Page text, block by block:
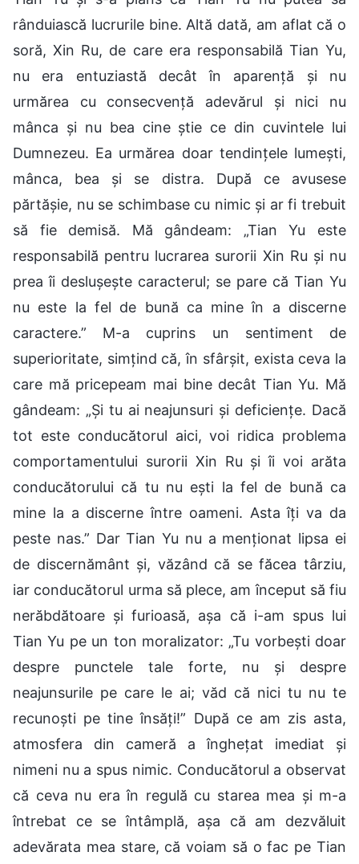
rânduiască lucrurile bine. Altă dată, am aflat că o
soră, Xin Ru, de care era responsabilă Tian Yu,
nu era entuziastă decât în aparență și nu
urmărea cu consecvență adevărul și nici nu
mânca și nu bea cine știe ce din cuvintele lui
Dumnezeu. Ea urmărea doar tendințele lumești,
mânca, bea și se distra. După ce avusese
părtășie, nu se schimbase cu nimic și ar fi trebuit
să fie demisă. Mă gândeam: „Tian Yu este
responsabilă pentru lucrarea surorii Xin Ru și nu
prea îi deslușește caracterul; se pare că Tian Yu
nu este la fel de bună ca mine în a discerne
caractere.” M-a cuprins un sentiment de
superioritate, simțind că, în sfârșit, exista ceva la
care mă pricepeam mai bine decât Tian Yu. Mă
gândeam: „Și tu ai neajunsuri și deficiențe. Dacă
tot este conducătorul aici, voi ridica problema
comportamentului surorii Xin Ru și îi voi arăta
conducătorului că tu nu ești la fel de bună ca
mine la a discerne între oameni. Asta îți va da
peste nas.” Dar Tian Yu nu a menționat lipsa ei
de discernământ și, văzând că se făcea târziu,
iar conducătorul urma să plece, am început să fiu
nerăbdătoare și furioasă, așa că i-am spus lui
Tian Yu pe un ton moralizator: „Tu vorbești doar
despre punctele tale forte, nu și despre
neajunsurile pe care le ai; văd că nici tu nu te
recunoști pe tine însăți!” După ce am zis asta,
atmosfera din cameră a înghețat imediat și
nimeni nu a spus nimic. Conducătorul a observat
că ceva nu era în regulă cu starea mea și m-a
întrebat ce se întâmplă, așa că am dezvăluit
adevărata mea stare, că voiam să o fac pe Tian